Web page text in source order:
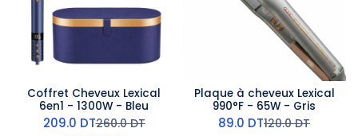
Coffret Cheveux Lexical
6en1 - 1300W - Bleu
209.0 DT260.0DT
Plaque à cheveux Lexical
990°F - 65W - Gris
89.0 DT120.0DT